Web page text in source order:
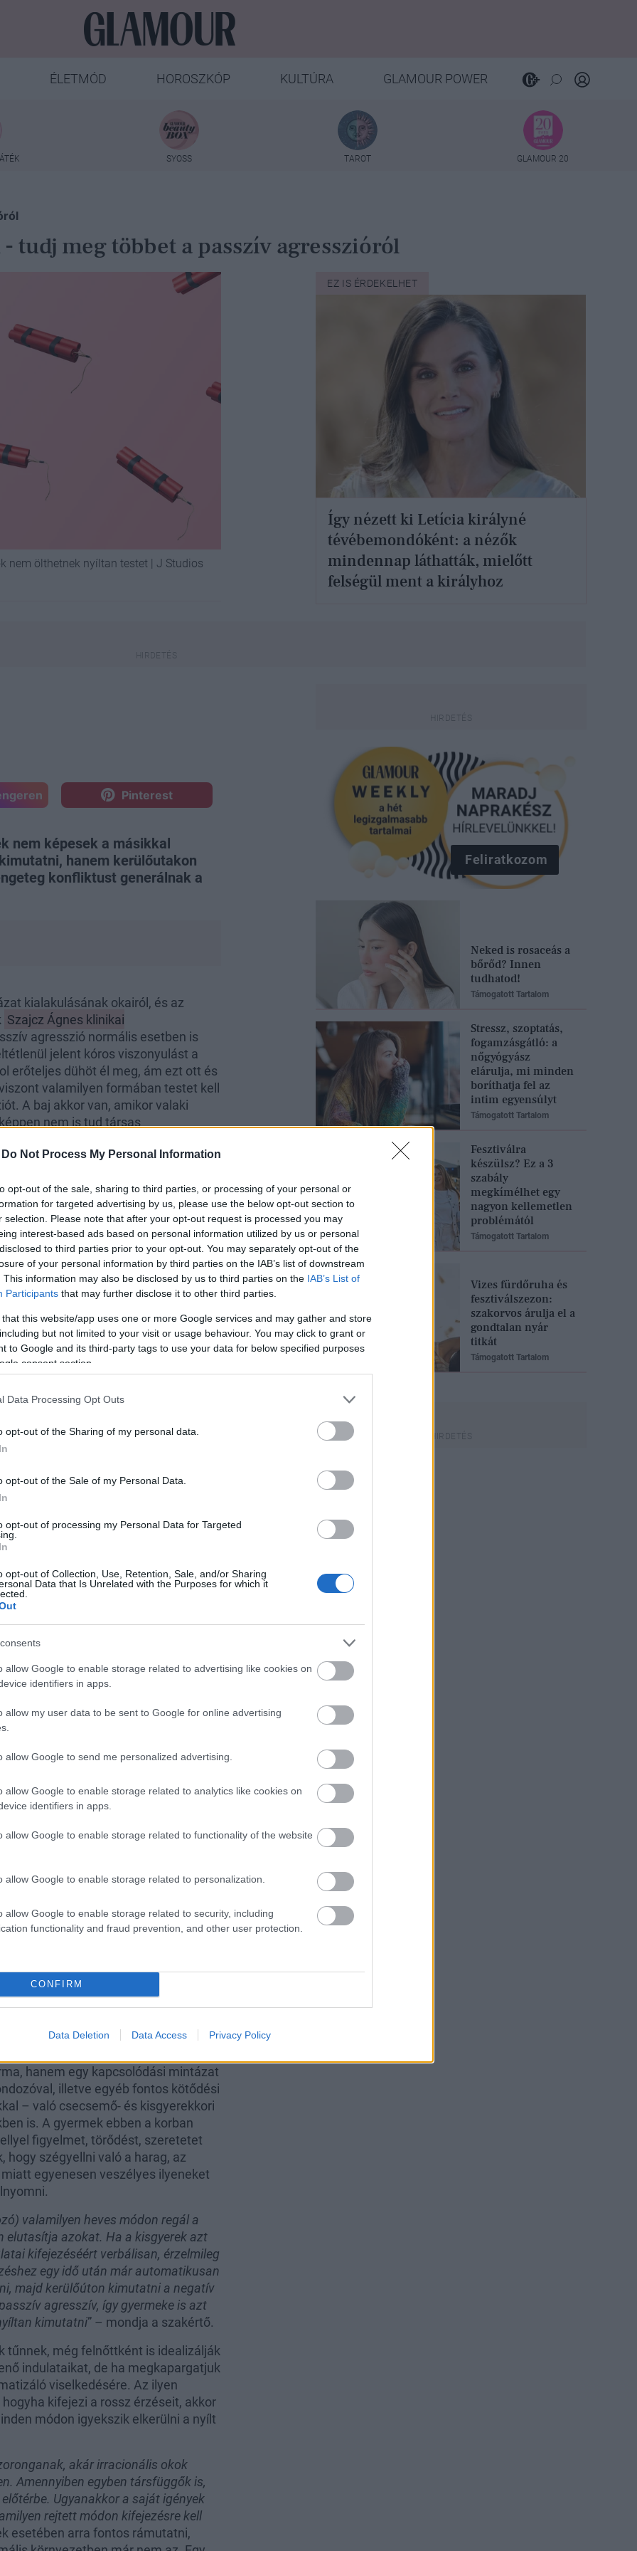
Do Not Process My Personal Information
opt-out of the sale, sharing to third parties, or processing of your personal or
for targeted advertising by us, please use the below opt-out section to
selection. Please note that after your opt-out request is processed you may
interest-based ads based on personal information utilized by us or personal
to third parties prior to your opt-out. You may separately opt-out of the
of your personal information by third parties on the IAB’s list of downstream
This information may also be disclosed by us to third parties on the IAB’s List of
Participants that may further disclose it to other third parties.
that this website/app uses one or more Google services and may gather and store
but not limited to your visit or usage behaviour. You may click to grant or
to Google and its third-party tags to use your data for below specified purposes
consent section.
Data Processing Opt Outs
opt-out of the Sharing of my personal data.
opt-out of the Sale of my Personal Data.
opt-out of processing my Personal Data for Targeted
opt-out of Collection, Use, Retention, Sale, and/or Sharing
Data that Is Unrelated with the Purposes for which it
allow Google to enable storage related to advertising like cookies on
identifiers in apps.
allow my user data to be sent to Google for online advertising
allow Google to send me personalized advertising.
allow Google to enable storage related to analytics like cookies on
identifiers in apps.
allow Google to enable storage related to functionality of the website
allow Google to enable storage related to personalization.
allow Google to enable storage related to security, including
functionality and fraud prevention, and other user protection.
CONFIRM
Data Deletion Data Access Privacy Policy
ÉLETMÓD HOROSZKÓP KULTÚRA GLAMOUR POWER
SYOSS TAROT GLAMOUR 20
tudj meg többet a passzív agresszióról
nem ölthetnek nyíltan testet | J Studios
EZ IS ÉRDEKELHET
Így nézett ki Letícia királyné
tévébemondóként: a nézők
mindennap láthatták, mielőtt
felségül ment a királyhoz
Pinterest
nem képesek a másikkal
hanem kerülőutakon
konfliktust generálnak a
kialakulásának okairól, és az
Szajcz Ágnes klinikai
agresszió normális esetben is
jelent kóros viszonyulást a
erőteljes dühöt él meg, ám ezt ott és
valamilyen formában testet kell
A baj akkor van, amikor valaki
nem is tud társas
nyíltan kifejezésre juttatni,
vagy feltétlenül agressziót foglal
vele. „
tudja teljes mértékben elnyomni,
azonban valaki erőteljesen kerüli
fognak megmutatkozni
az, ha valaki rendszeresen késik,
aztán nem végez el időre,
„ártatlan” vicceivel
durcásság, amikor a környezetnek
a sértett felet, a mártírkodó
viselkedésformák. Ilyenkor a
egyértelmű „támadásként”
az mégis érzékeli mindazt a
esetén is érzékelne.
agresszív módon támadó
elkésett, és várni kellett rá,
trehány munkavégzésével
megterheli a társas környezetet
frusztrációt élnek át a
és a cselekedetei által okozott
hanem egy kapcsolódási mintázat
illetve egyéb fontos kötődési
– való csecsemő- és kisgyerekkori
is. A gyermek ebben a korban
figyelmet, törődést, szeretetet
hogy szégyellni való a harag, az
egyenesen veszélyes ilyeneket
valamilyen heves módon regál a
elutasítja azokat. Ha a kisgyerek azt
kifejezéséért verbálisan, érzelmileg
egy idő után már automatikusan
majd kerülőúton kimutatni a negatív
agresszív, így gyermeke is azt
kimutatni” – mondja a szakértő.
tűnnek, még felnőttként is idealizálják
indulataikat, de ha megkapargatjuk
viselkedésére. Az ilyen
kifejezi a rossz érzéseit, akkor
módon igyekszik elkerülni a nyílt
akár irracionális okok
Amennyiben egyben társfüggők is,
Ugyanakkor a saját igények
rejtett módon kifejezésre kell
esetében arra fontos rámutatni,
Feliratkozom
Neked is rosaceás a
bőrőd? Innen
tudhatod!
Támogatott Tartalom
Stressz, szoptatás,
fogamzásgátló: a
nőgyógyász
elárulja, mi minden
boríthatja fel az
intim egyensúlyt
Támogatott Tartalom
Fesztiválra
készülsz? Ez a 3
szabály
megkímélhet egy
nagyon kellemetlen
problémától
Támogatott Tartalom
Vizes fürdőruha és
fesztiválszezon:
szakorvos árulja el a
gondtalan nyár
titkát
Támogatott Tartalom